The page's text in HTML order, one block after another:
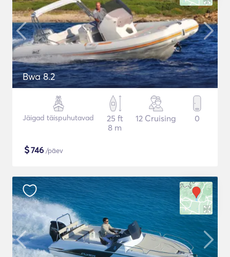
Bwa 8.2
Jäigad täispuhutavad
25 ft
8 m
12 Cruising 0
$746 /päev